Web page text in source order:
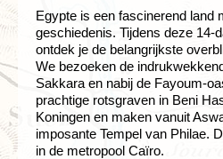
Egypte is een fascinerend land
geschiedenis. Tijdens deze 14-
ontdek je de belangrijkste
We bezoeken de
Sakkara en nabij de Fayoum-
prachtige rotsgraven in Beni
Koningen en maken vanuit
imposante Tempel van Philae.
in de metropool Caïro.